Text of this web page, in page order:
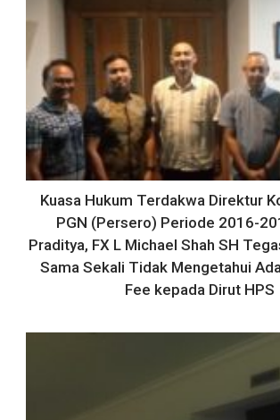
Kuasa Hukum Terdakwa Direktur
PGN (Persero) Periode 2016-
Praditya, FX L Michael Shah SH
Sama Sekali Tidak Mengetahui
Fee kepada Dirut HPS